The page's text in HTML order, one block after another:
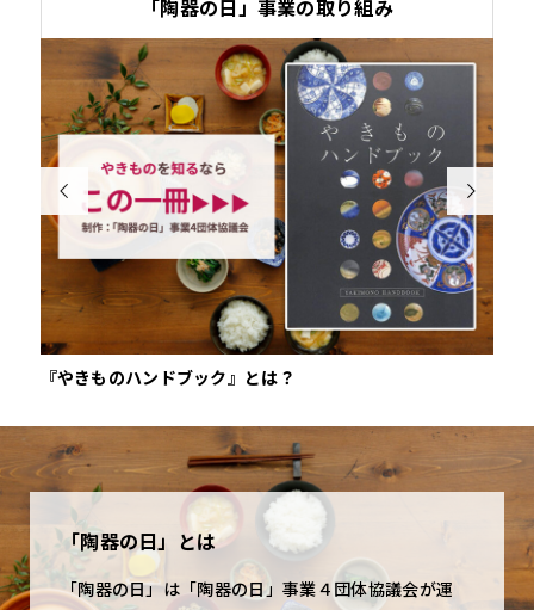
「陶器の日」事業の取り組み

『やきものハンドブック』とは？

「陶器の日」とは
「陶器の日」は「陶器の日」事業４団体協議会が運